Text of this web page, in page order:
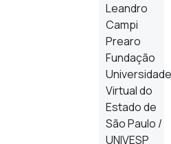
Leandro
Campi
Prearo
Fundação
Universidade
Virtual do
Estado de
São Paulo /
UNIVESP